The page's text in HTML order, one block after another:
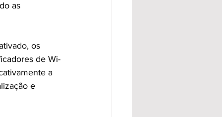
as
os
de Wi-
a
e